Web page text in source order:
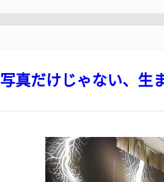
写真だけじゃない、生